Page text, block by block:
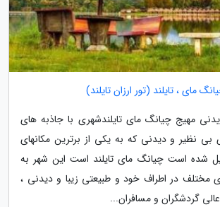
مای ، تایلند (تور ارزان تایلند)
مهیج چیانگ مای تایلندشهری با جاذبه های
نظیر و دیدنی که به یکی از برترین مکانهای
شده است چیانگ مای تایلند است این شهر به
مختلف در اطراف خود و طبیعتی زیبا و دیدنی ،
گردشگران و مسافران...